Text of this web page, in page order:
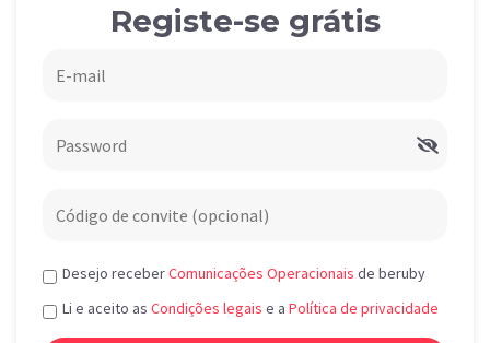
Registe-se grátis
Desejo receberComunicações Operacionais de beruby
Li e aceito as Condições legais e a Política de privacidade